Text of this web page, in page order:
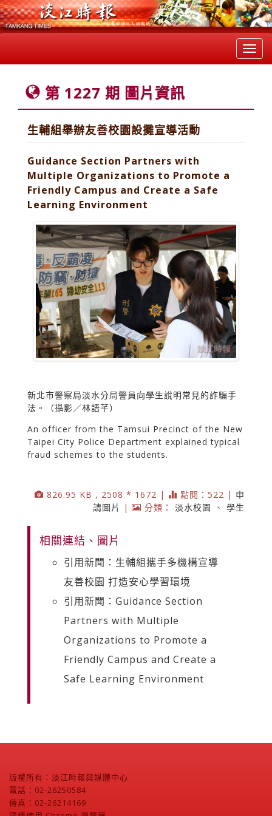
第 1227 期 圖片資訊
生輔組舉辦友善校園設攤宣導活動
Guidance Section Partners with
Multiple Organizations to Promote a
Friendly Campus and Create a Safe
Learning Environment
新北市警察局淡水分局警員向學生說明常見的詐騙手
法。（攝影／林語芊）
An officer from the Tamsui Precinct of the New
Taipei City Police Department explained typical
fraud schemes to the students.
826.95 KB , 2508 * 1672 | 點閱：522 | 申
請圖片
| 分類： 淡水校園 、 學生
相關連結、圖片
引用新聞：生輔組攜手多機構宣導
友善校園 打造安心學習環境
引用新聞：Guidance Section
Partners with Multiple
Organizations to Promote a
Friendly Campus and Create a
Safe Learning Environment
版權所有：淡江時報與媒體中心
電話：02-26250584
傳真：02-26214169